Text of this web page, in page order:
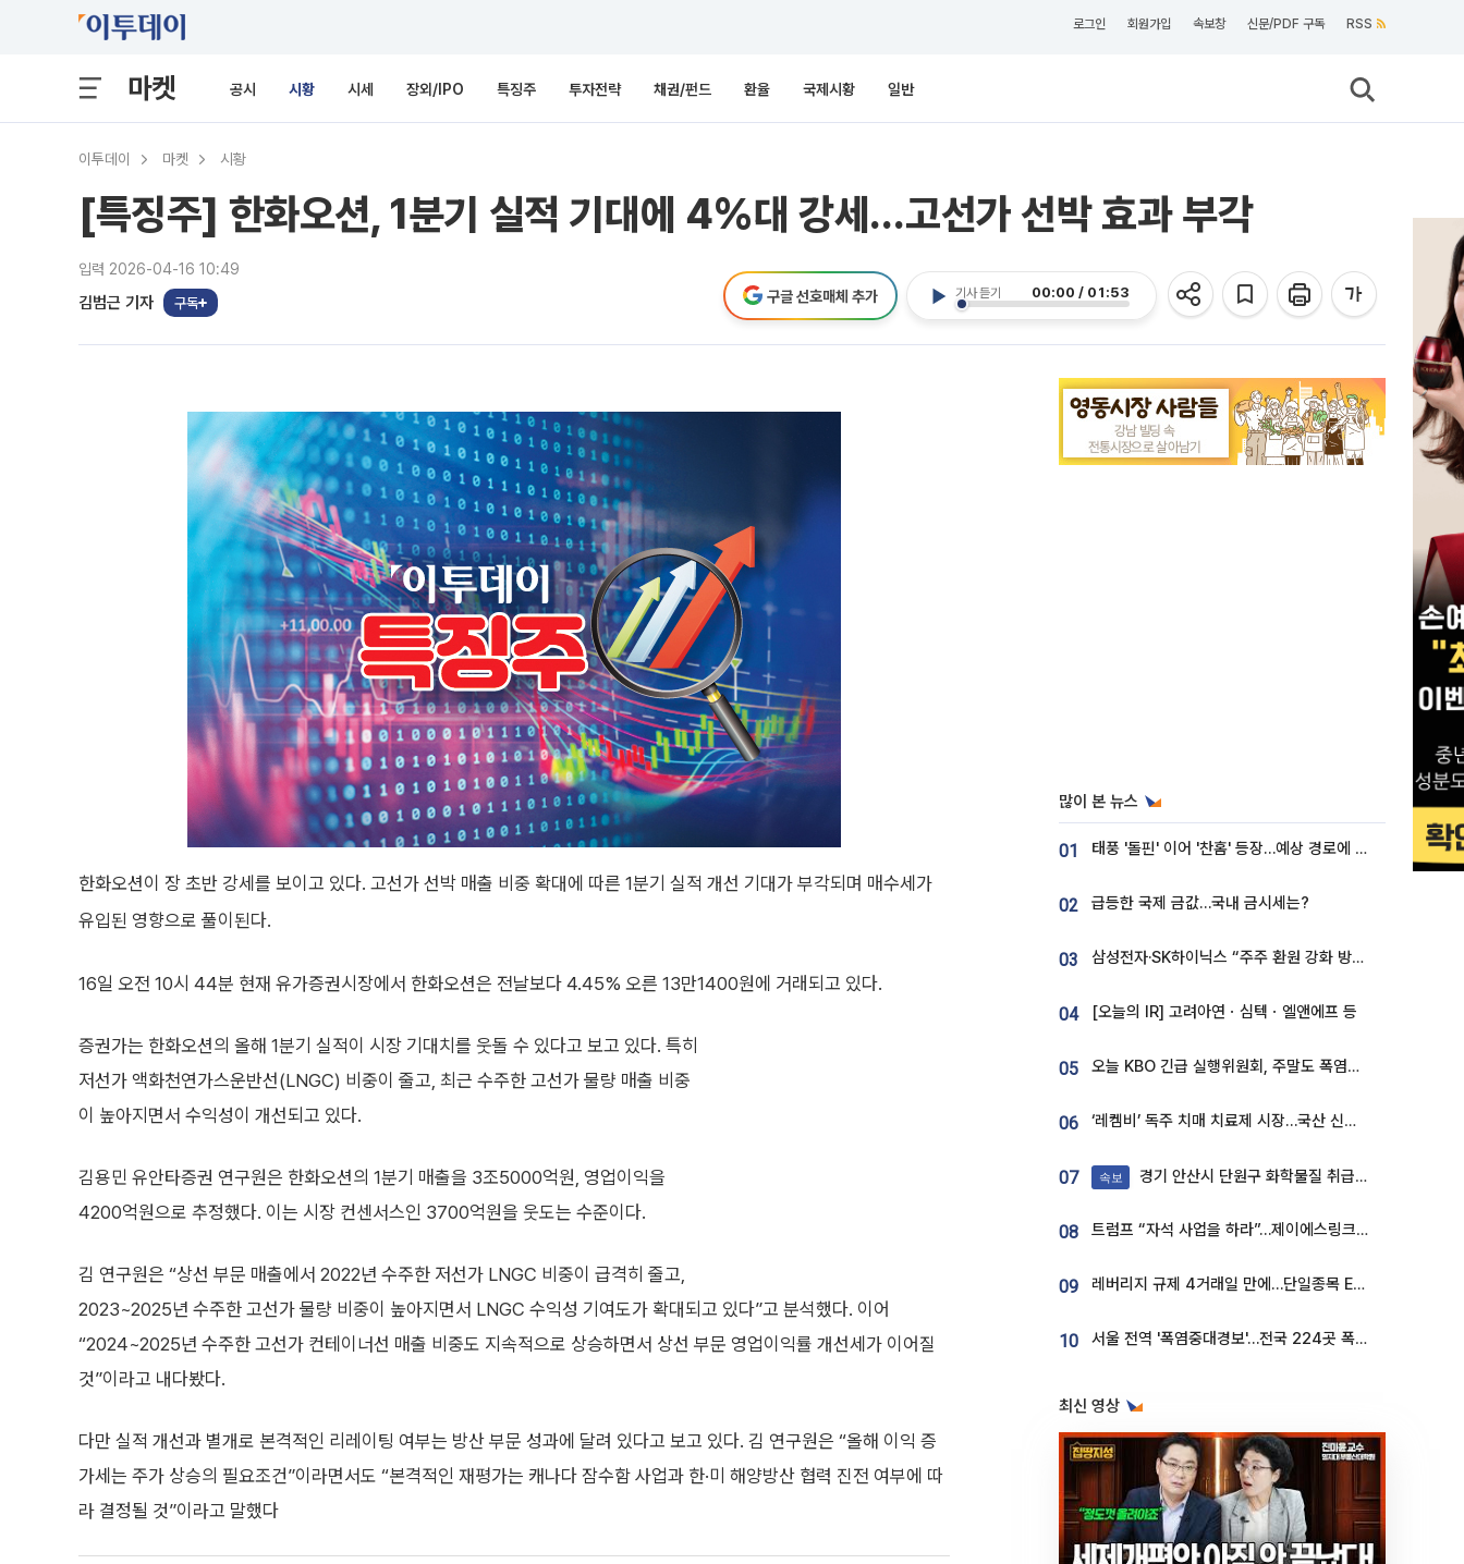
로그인 회원가입 속보창 신문/PDF 구독 RSS
마켓 공시 시황 시세 장외/IPO 특징주 투자전략 채권/펀드 환율 국제시황 일반
이투데이 마켓 시황
[특징주] 한화오션, 1분기 실적 기대에 4%대 강세…고선가 선박 효과 부각
입력 2026-04-16 10:49
김범근 기자 구독
기사 듣기 00:00 / 01:53
구글 선호매체 추가
한화오션이 장 초반 강세를 보이고 있다. 고선가 선박 매출 비중 확대에 따른 1분기 실적 개선 기대가 부각되며 매수세가
유입된 영향으로 풀이된다.
16일 오전 10시 44분 현재 유가증권시장에서 한화오션은 전날보다 4.45% 오른 13만1400원에 거래되고 있다.
증권가는 한화오션의 올해 1분기 실적이 시장 기대치를 웃돌 수 있다고 보고 있다. 특히
저선가 액화천연가스운반선(LNGC) 비중이 줄고, 최근 수주한 고선가 물량 매출 비중
이 높아지면서 수익성이 개선되고 있다.
김용민 유안타증권 연구원은 한화오션의 1분기 매출을 3조5000억원, 영업이익을
4200억원으로 추정했다. 이는 시장 컨센서스인 3700억원을 웃도는 수준이다.
김 연구원은 “상선 부문 매출에서 2022년 수주한 저선가 LNGC 비중이 급격히 줄고,
2023~2025년 수주한 고선가 물량 비중이 높아지면서 LNGC 수익성 기여도가 확대되고 있다”고 분석했다. 이어
“2024~2025년 수주한 고선가 컨테이너선 매출 비중도 지속적으로 상승하면서 상선 부문 영업이익률 개선세가 이어질
것”이라고 내다봤다.
다만 실적 개선과 별개로 본격적인 리레이팅 여부는 방산 부문 성과에 달려 있다고 보고 있다. 김 연구원은 “올해 이익 증
가세는 주가 상승의 필요조건”이라면서도 “본격적인 재평가는 캐나다 잠수함 사업과 한·미 해양방산 협력 진전 여부에 따
라 결정될 것”이라고 말했다
많이 본 뉴스
01 태풍 '돌핀' 이어 '찬홈' 등장…예상 경로에 한국 '한숨'
02 급등한 국제 금값…국내 금시세는?
03 삼성전자·SK하이닉스 “주주 환원 강화 방안 마련”
04 [오늘의 IR] 고려아연ㆍ심텍ㆍ엘앤에프 등
05 오늘 KBO 긴급 실행위원회, 주말도 폭염취소 될까
06 ‘레켐비’ 독주 치매 치료제 시장…국산 신약 등장하나
07 속보 경기 안산시 단원구 화학물질 취급 공장서 연기 발생
08 트럼프 “자석 사업을 하라”…제이에스링크, 비중국 영구자석 공급망 구축 속도
09 레버리지 규제 4거래일 만에…단일종목 ETF 거래대금 '13분의 1' 급감
10 서울 전역 '폭염중대경보'…전국 224곳 폭염특보
최신 영상